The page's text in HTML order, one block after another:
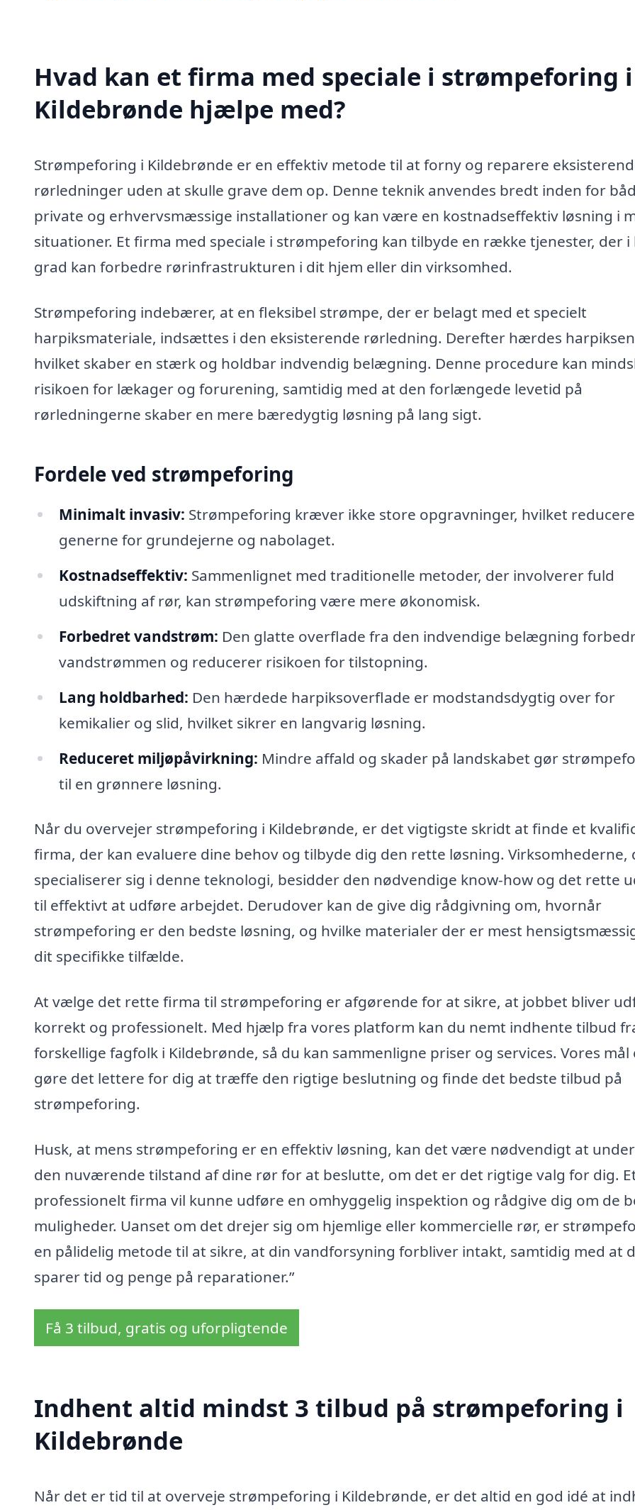
Hvad kan et firma med speciale i strømpeforing i
Kildebrønde hjælpe med?
Strømpeforing i Kildebrønde er en effektiv metode til at forny og reparere
rørledninger uden at skulle grave dem op. Denne teknik anvendes bredt inden for
private og erhvervsmæssige installationer og kan være en kostnadseffektiv løsning i
situationer. Et firma med speciale i strømpeforing kan tilbyde en række tjenester, der i
grad kan forbedre rørinfrastrukturen i dit hjem eller din virksomhed.
Strømpeforing indebærer, at en fleksibel strømpe, der er belagt med et specielt
harpiksmateriale, indsættes i den eksisterende rørledning. Derefter hærdes
hvilket skaber en stærk og holdbar indvendig belægning. Denne procedure kan
risikoen for lækager og forurening, samtidig med at den forlængede levetid på
rørledningerne skaber en mere bæredygtig løsning på lang sigt.
Fordele ved strømpeforing
Minimalt invasiv: Strømpeforing kræver ikke store opgravninger, hvilket
generne for grundejerne og nabolaget.
Kostnadseffektiv: Sammenlignet med traditionelle metoder, der involverer fuld
udskiftning af rør, kan strømpeforing være mere økonomisk.
Forbedret vandstrøm: Den glatte overflade fra den indvendige belægning
vandstrømmen og reducerer risikoen for tilstopning.
Lang holdbarhed: Den hærdede harpiksoverflade er modstandsdygtig over for
kemikalier og slid, hvilket sikrer en langvarig løsning.
Reduceret miljøpåvirkning: Mindre affald og skader på landskabet gør
til en grønnere løsning.
Når du overvejer strømpeforing i Kildebrønde, er det vigtigste skridt at finde et
firma, der kan evaluere dine behov og tilbyde dig den rette løsning. Virksomhederne,
specialiserer sig i denne teknologi, besidder den nødvendige know-how og det rette
til effektivt at udføre arbejdet. Derudover kan de give dig rådgivning om, hvornår
strømpeforing er den bedste løsning, og hvilke materialer der er mest
dit specifikke tilfælde.
At vælge det rette firma til strømpeforing er afgørende for at sikre, at jobbet bliver
korrekt og professionelt. Med hjælp fra vores platform kan du nemt indhente tilbud
forskellige fagfolk i Kildebrønde, så du kan sammenligne priser og services. Vores mål
gøre det lettere for dig at træffe den rigtige beslutning og finde det bedste tilbud på
strømpeforing.
Husk, at mens strømpeforing er en effektiv løsning, kan det være nødvendigt at
den nuværende tilstand af dine rør for at beslutte, om det er det rigtige valg for dig.
professionelt firma vil kunne udføre en omhyggelig inspektion og rådgive dig om de
muligheder. Uanset om det drejer sig om hjemlige eller kommercielle rør, er
en pålidelig metode til at sikre, at din vandforsyning forbliver intakt, samtidig med at
sparer tid og penge på reparationer.”
Få 3 tilbud, gratis og uforpligtende
Indhent altid mindst 3 tilbud på strømpeforing i
Kildebrønde
Når det er tid til at overveje strømpeforing i Kildebrønde, er det altid en god idé at